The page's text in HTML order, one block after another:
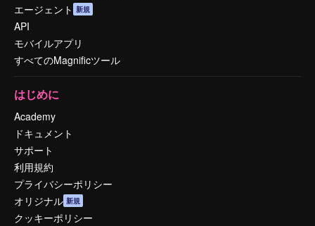
エージェント 新規
API
モバイルアプリ
すべてのMagnificツール
はじめに
Academy
ドキュメント
サポート
利用規約
プライバシーポリシー
オリジナル 新規
クッキーポリシー